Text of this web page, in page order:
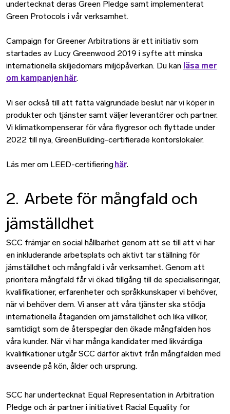
undertecknat deras Green Pledge samt implementerat
Green Protocols i vår verksamhet.
Campaign for Greener Arbitrations är ett initiativ som
startades av Lucy Greenwood 2019 i syfte att minska
internationella skiljedomars miljöpåverkan. Du kan läsa mer
om kampanjen här.
Vi ser också till att fatta välgrundade beslut när vi köper in
produkter och tjänster samt väljer leverantörer och partner.
Vi klimatkompenserar för våra flygresor och flyttade under
2022 till nya, GreenBuilding-certifierade kontorslokaler.
Läs mer om LEED-certifiering här.
2. Arbete för mångfald och
jämställdhet
SCC främjar en social hållbarhet genom att se till att vi har
en inkluderande arbetsplats och aktivt tar ställning för
jämställdhet och mångfald i vår verksamhet. Genom att
prioritera mångfald får vi ökad tillgång till de specialiseringar,
kvalifikationer, erfarenheter och språkkunskaper vi behöver,
när vi behöver dem. Vi anser att våra tjänster ska stödja
internationella åtaganden om jämställdhet och lika villkor,
samtidigt som de återspeglar den ökade mångfalden hos
våra kunder. När vi har många kandidater med likvärdiga
kvalifikationer utgår SCC därför aktivt från mångfalden med
avseende på kön, ålder och ursprung.
SCC har undertecknat Equal Representation in Arbitration
Pledge och är partner i initiativet Racial Equality for